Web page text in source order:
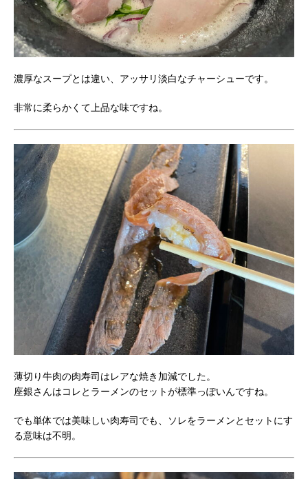
濃厚なスープとは違い、アッサリ淡白なチャーシューです。
非常に柔らかくて上品な味ですね。
薄切り牛肉の肉寿司はレアな焼き加減でした。
座銀さんはコレとラーメンのセットが標準っぽいんですね。
でも単体では美味しい肉寿司でも、ソレをラーメンとセットにす
る意味は不明。